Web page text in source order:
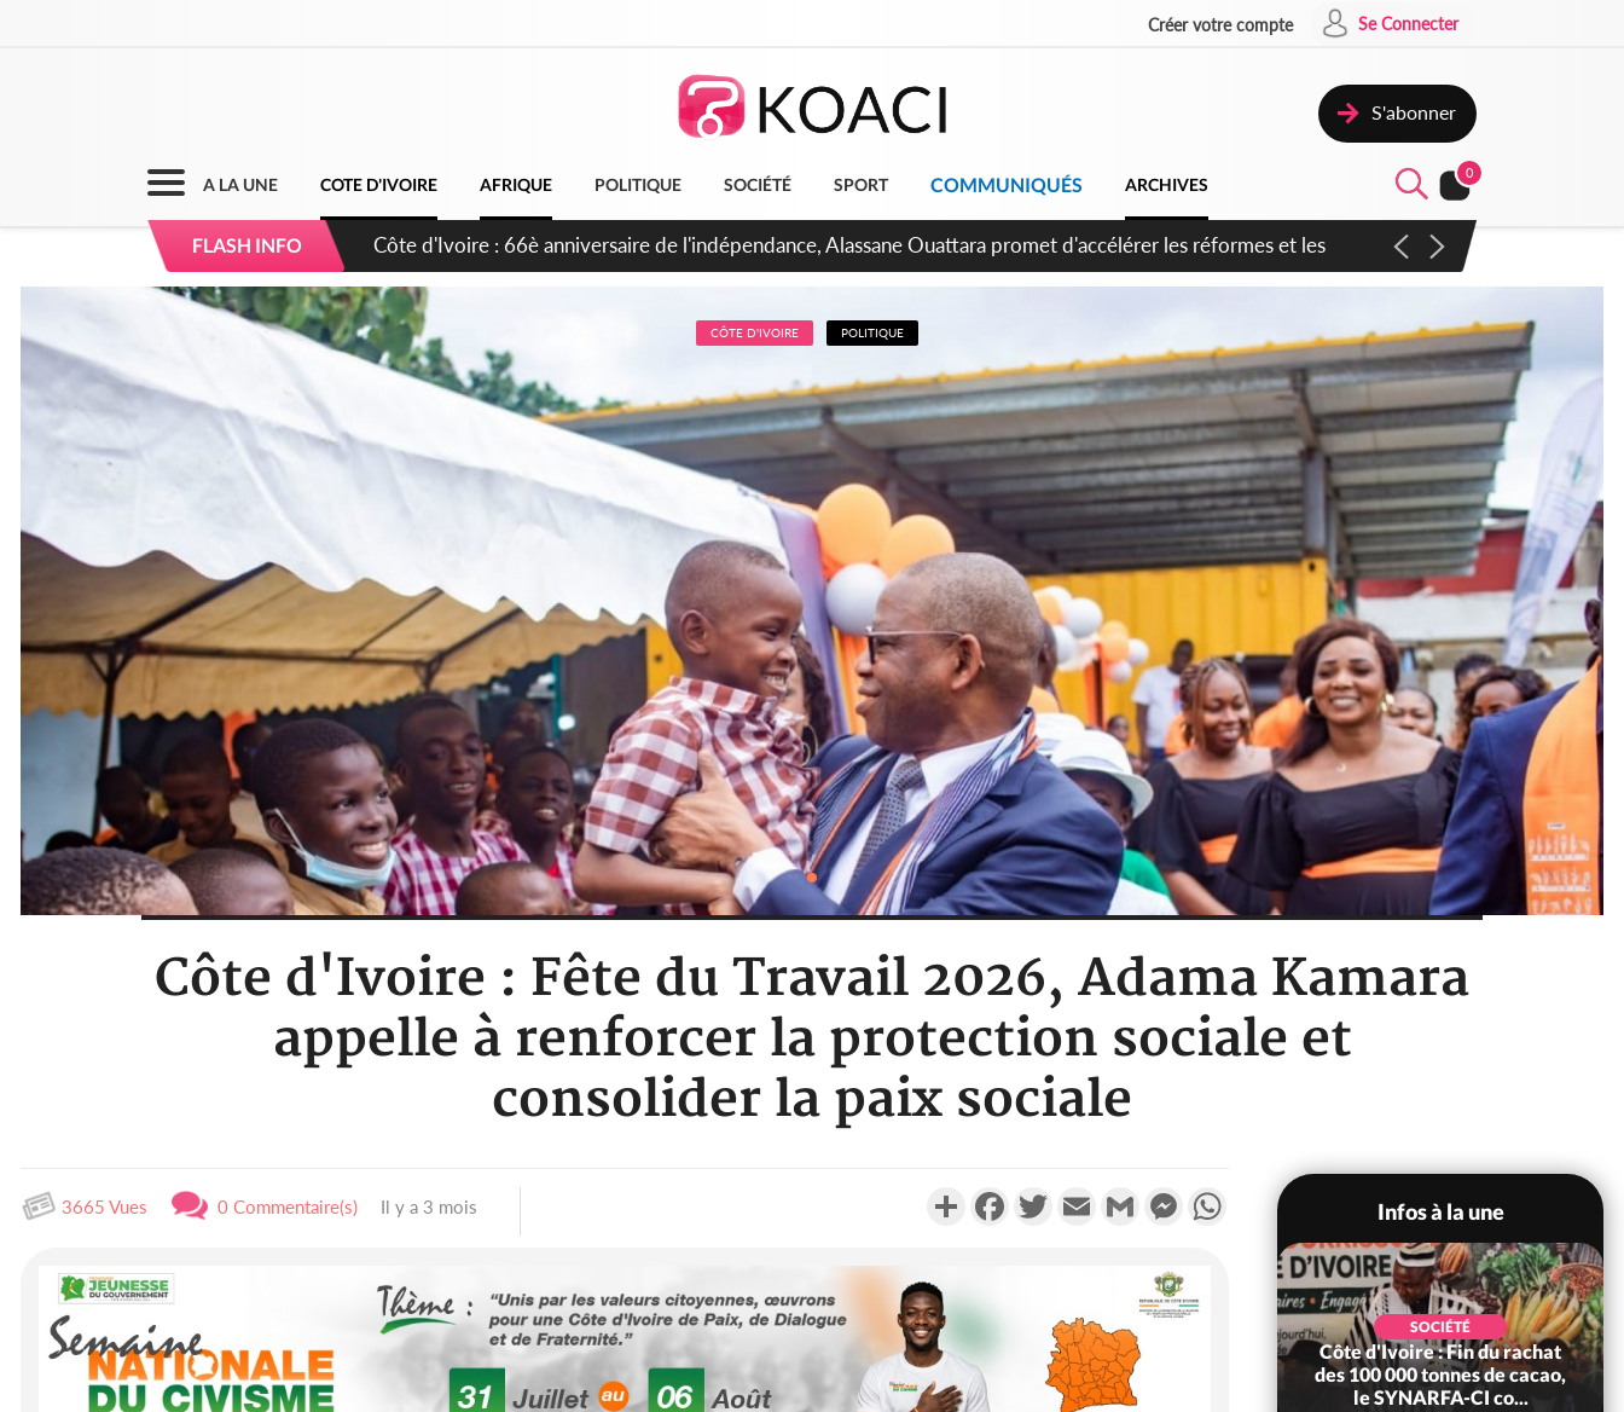
Créer votre compte Se Connecter
S'abonner
A LA UNE COTE D'IVOIRE AFRIQUE POLITIQUE SOCIÉTÉ SPORT COMMUNIQUÉS ARCHIVES
0
FLASH INFO
Côte d'Ivoire : À Abidjan, Amadou Oury Bah admire le modèle ivoirien et veut s'en inspirer pour accélérer le
développement de la Guinée
CÔTE D'IVOIRE POLITIQUE
Côte d'Ivoire : Fête du Travail 2026, Adama Kamara
appelle à renforcer la protection sociale et
consolider la paix sociale
3665 Vues 0 Commentaire(s) Il y a 3 mois PartagerFacebookTwitterEmail Gmail MessengerWhatsApp
Infos à la une
POLITIQUE
Côte d'Ivoire : Fête nationale,
Alassane Ouattara accorde
la grâce à 4 661...
SOCIÉTÉ
Côte d'Ivoire : Fin du rachat
des 100 000 tonnes de cacao,
le SYNARFA-CI co...